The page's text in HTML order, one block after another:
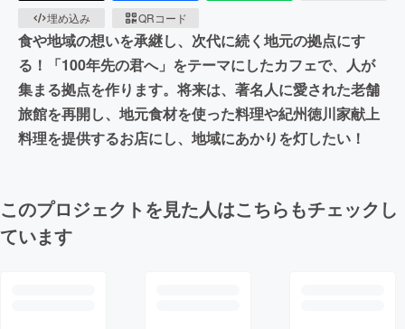
埋め込み
QRコード
食や地域の想いを承継し、次代に続く地元の拠点にす
る！「100年先の君へ」をテーマにしたカフェで、人が
集まる拠点を作ります。将来は、著名人に愛された老舗
旅館を再開し、地元食材を使った料理や紀州徳川家献上
料理を提供するお店にし、地域にあかりを灯したい！
このプロジェクトを見た人はこちらもチェックし
ています